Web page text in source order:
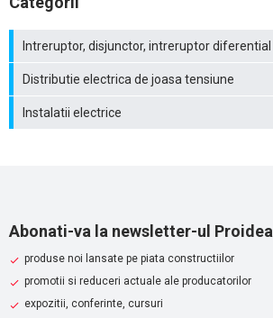
Intreruptor, disjunctor, intreruptor diferential
Distributie electrica de joasa tensiune
Instalatii electrice
Abonati-va la newsletter-ul Proidea
produse noi lansate pe piata constructiilor
promotii si reduceri actuale ale producatorilor
expozitii, conferinte, cursuri